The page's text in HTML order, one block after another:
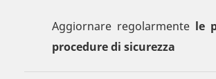
Aggiornare regolarmente le
procedure di sicurezza